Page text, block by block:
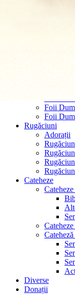
Tematice
Foii Duminicale
Foii
Foii
Foii
Rugăciuni
Adorații
Cateheze
Diverse
Donații